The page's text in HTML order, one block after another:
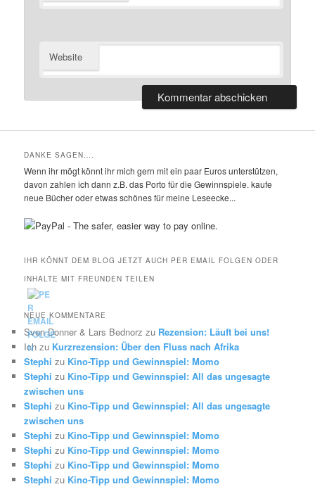
Website
DANKE SAGEN….
Wenn ihr mögt könnt ihr mich gern mit ein paar Euros unterstützen,
davon zahlen ich dann z.B. das Porto für die Gewinnspiele. kaufe
neue Bücher oder etwas schönes für meine Leseecke...
IHR KÖNNT DEM BLOG JETZT AUCH PER EMAIL FOLGEN ODER
INHALTE MIT FREUNDEN TEILEN
NEUE KOMMENTARE
Sven Donner & Lars Bednorz zu Rezension: Läuft bei uns!
Ich zu Kurzrezension: Über den Fluss nach Afrika
Stephi zu Kino-Tipp und Gewinnspiel: Momo
Stephi zu Kino-Tipp und Gewinnspiel: All das ungesagte
zwischen uns
Stephi zu Kino-Tipp und Gewinnspiel: All das ungesagte
zwischen uns
Stephi zu Kino-Tipp und Gewinnspiel: Momo
Stephi zu Kino-Tipp und Gewinnspiel: Momo
Stephi zu Kino-Tipp und Gewinnspiel: Momo
Stephi zu Kino-Tipp und Gewinnspiel: Momo